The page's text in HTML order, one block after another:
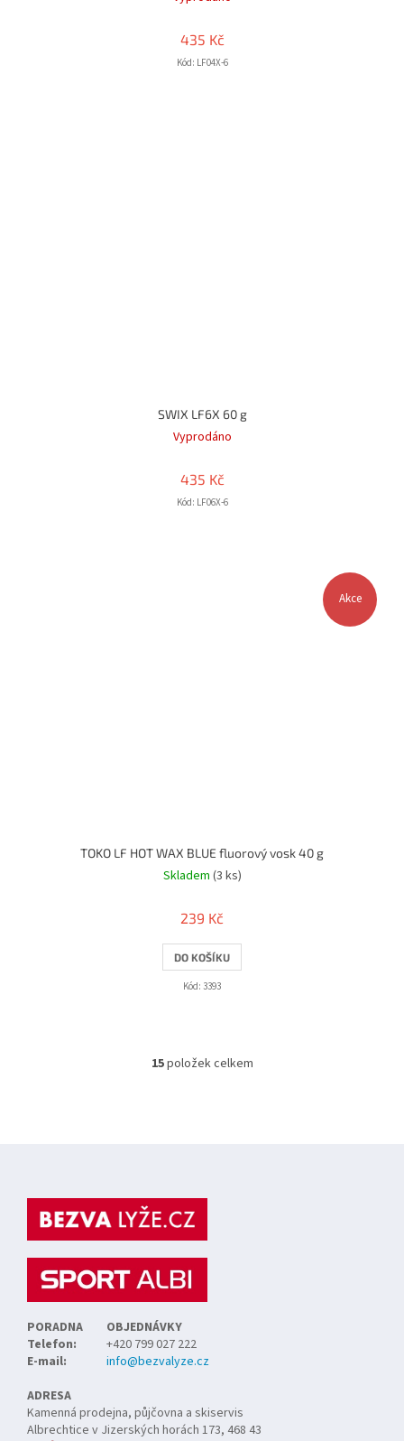
435 Kč
Kód: LF04X-6
SWIX LF6X 60 g
Vyprodáno
435 Kč
Kód: LF06X-6
Akce
TOKO LF HOT WAX BLUE fluorový vosk 40 g
Skladem (3 ks)
239 Kč
DO KOŠÍKU
Kód: 3393
O
v
k
s
15položek celkem
PORADNA
OBJEDNÁVKY
Telefon:
+420 799 027 222
E-mail:
info@bezvalyze.cz
ADRESA
Kamenná prodejna, půjčovna a skiservis
Albrechtice v Jizerských horách 173, 468 43